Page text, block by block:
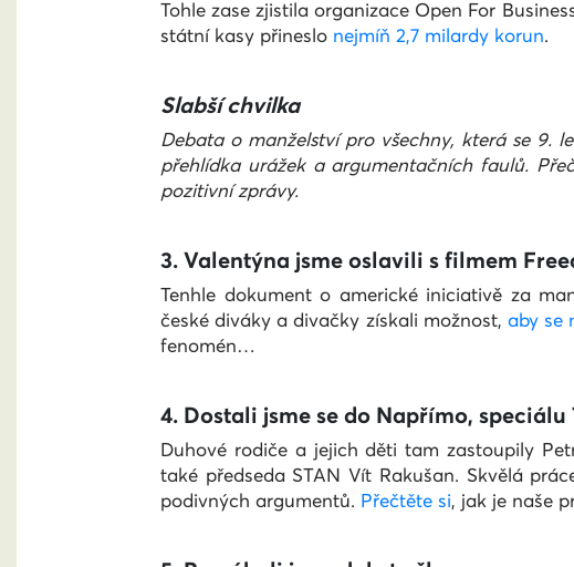
Tohle zase zjistila organizace Open For
státní kasy přineslo nejmíň 2,7 milardy korun.
Slabší chvilka
Debata o manželství pro všechny, která se 9.
přehlídka urážek a argumentačních faulů.
pozitivní zprávy.
3. Valentýna jsme oslavili s filmem
Tenhle dokument o americké iniciativě za
české diváky a divačky získali možnost, aby se
fenomén…
4. Dostali jsme se do Napřímo, speciálu
Duhové rodiče a jejich děti tam zastoupily
také předseda STAN Vít Rakušan. Skvělá
podivných argumentů. Přečtěte si, jak je naše